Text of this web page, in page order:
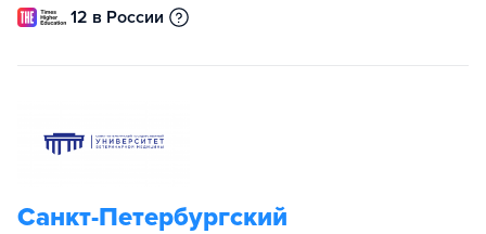
12 в России
Санкт-Петербургский